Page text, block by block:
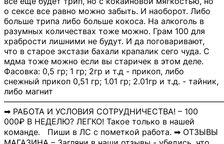
о сексе все равно можно забыть. И наоборот. Либо
больше трипа либо больше кокоса. На алкоголь в
разумных количествах тоже можно. Грам 100 для
храбрости лишними не будут. И да поговаривают,
что в старое экстази бахали крапалик сего чуда. С
мдма тоже можно если вы старичек в этом деле.
Фасовка: 0,5 гр; 1 гр; 2гр и т.д - прикоп, либо
снежный прикоп 0,51 гр; 1.01 гр; 2.01гр и т.д. - тайник,
либо магнит
➡ РАБОТА И УСЛОВИЯ СОТРУДНИЧЕСТВА! – 100
000₽ В НЕДЕЛЮ? ЛЕГКО! Такое только в нашей
команде. Пиши в ЛС с пометкой работа. ➡ ОТЗЫВЫ